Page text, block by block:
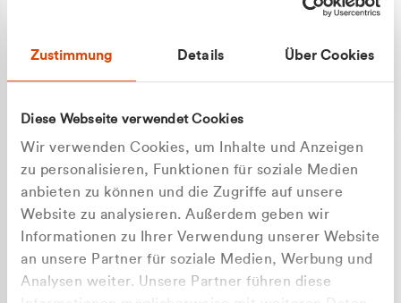
Zustimmung Details Über Cookies
Diese Webseite verwendet Cookies
Wir verwenden Cookies, um Inhalte und Anzeigen
zu personalisieren, Funktionen für soziale Medien
anbieten zu können und die Zugriffe auf unsere
Website zu analysieren. Außerdem geben wir
Informationen zu Ihrer Verwendung unserer Website
an unsere Partner für soziale Medien, Werbung und
Analysen weiter. Unsere Partner führen diese
+49 177 8376058
Apilash Balanesan